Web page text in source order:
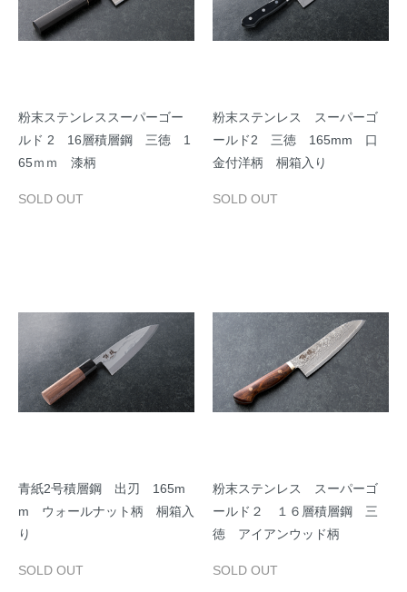
粉末ステンレススーパーゴー
ルド 2 16層積層鋼 三徳 1
65ｍｍ 漆柄
SOLD OUT
粉末ステンレス スーパーゴ
ールド2 三徳 165mm 口
金付洋柄 桐箱入り
SOLD OUT
青紙2号積層鋼 出刃 165m
m ウォールナット柄 桐箱入
り
SOLD OUT
粉末ステンレス スーパーゴ
ールド２ １６層積層鋼 三
徳 アイアンウッド柄
SOLD OUT